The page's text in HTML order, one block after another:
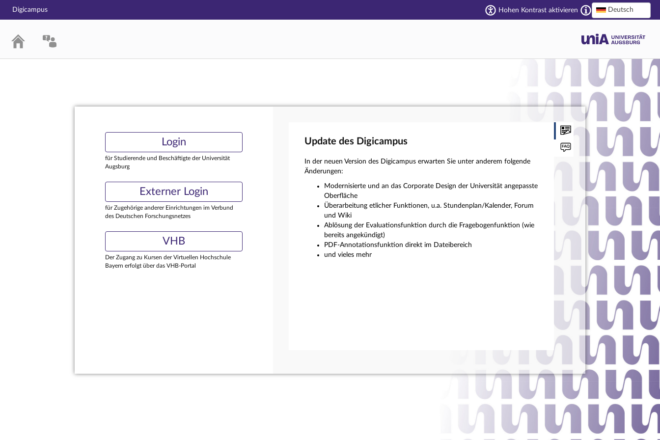
Hauptnavigation
Fußzeile
Digicampus Hohen Kontrast aktivieren Deutsch
Login
für Studierende und Beschäftigte der Universität
Augsburg
Externer Login
für Zugehörige anderer Einrichtungen im Verbund
des Deutschen Forschungsnetzes
VHB
Der Zugang zu Kursen der Virtuellen Hochschule
Bayern erfolgt über das VHB-Portal
Update des Digicampus
In der neuen Version des Digicampus erwarten Sie unter anderem folgende
Änderungen:
Modernisierte und an das Corporate Design der Universität angepasste
Oberfläche
Überarbeitung etlicher Funktionen, u.a. Stundenplan/Kalender, Forum
und Wiki
Ablösung der Evaluationsfunktion durch die Fragebogenfunktion (wie
bereits angekündigt)
PDF-Annotationsfunktion direkt im Dateibereich
und vieles mehr